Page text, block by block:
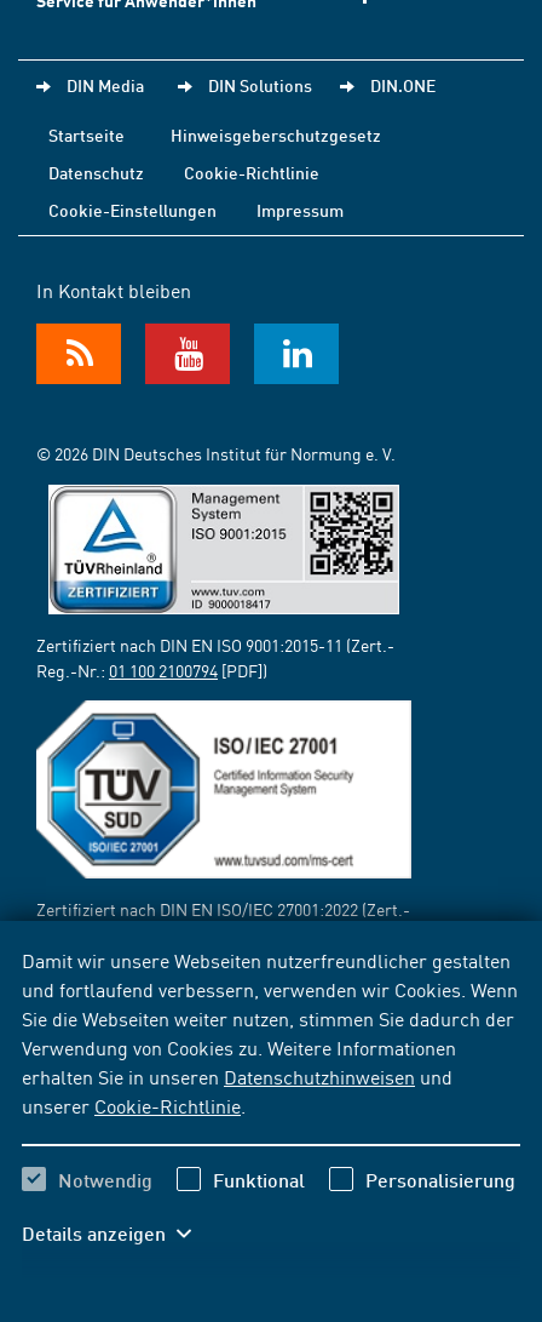
Damit wir unsere Webseiten nutzerfreundlicher gestalten
und fortlaufend verbessern, verwenden wir Cookies. Wenn
Sie die Webseiten weiter nutzen, stimmen Sie dadurch der
Verwendung von Cookies zu. Weitere Informationen
erhalten Sie in unseren Datenschutzhinweisen und
unserer Cookie-Richtlinie
Notwendig Funktional Personalisierung
Details anzeigen
DIN Media DIN Solutions DIN.ONE
Startseite
Hinweisgeberschutzgesetz
Datenschutz
Cookie-Richtlinie
Cookie-Einstellungen
Impressum
In Kontakt bleiben
© 2026 DIN Deutsches Institut für Normung e. V.
Zertifiziert nach DIN EN ISO 9001:2015-11 (Zert.-
Reg.-Nr.: 01 100 2100794 [PDF])
Zertifiziert nach DIN EN ISO/IEC 27001:2022 (Zert.-